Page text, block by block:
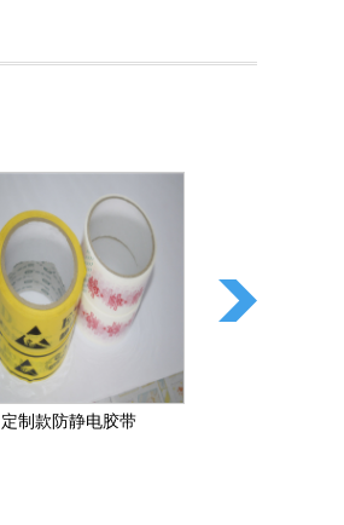
黑色网格防静电胶带